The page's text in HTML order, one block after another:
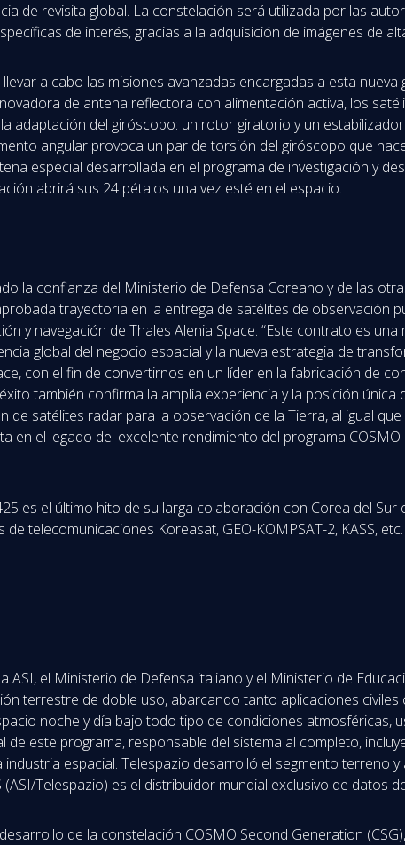
de revisita global. La constelación será utilizada por las
de interés, gracias a la adquisición de imágenes de
a cabo las misiones avanzadas encargadas a esta
de antena reflectora con alimentación activa, los
adaptación del giróscopo: un rotor giratorio y un
angular provoca un par de torsión del giróscopo que
especial desarrollada en el programa de investigación y
abrirá sus 24 pétalos una vez esté en el espacio.
la confianza del Ministerio de Defensa Coreano y de las
trayectoria en la entrega de satélites de observación
y navegación de Thales Alenia Space. “Este contrato es
global del negocio espacial y la nueva estrategia de
con el fin de convertirnos en un líder en la fabricación de
también confirma la amplia experiencia y la posición única
de satélites radar para la observación de la Tierra, al igual
en el legado del excelente rendimiento del programa
es el último hito de su larga colaboración con Corea del
telecomunicaciones Koreasat, GEO-KOMPSAT-2, KASS, etc.
ASI, el Ministerio de Defensa italiano y el Ministerio de
terrestre de doble uso, abarcando tanto aplicaciones
noche y día bajo todo tipo de condiciones atmosféricas,
este programa, responsable del sistema al completo,
espacial. Telespazio desarrolló el segmento terreno
Telespazio) es el distribuidor mundial exclusivo de datos
de la constelación COSMO Second Generation